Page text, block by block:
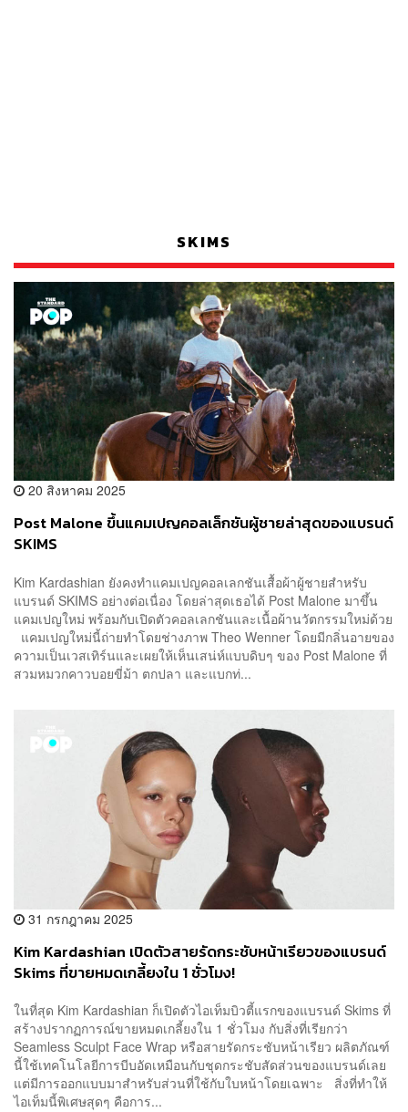
SKIMS
20 สิงหาคม 2025
Post Malone ขึ้นแคมเปญคอลเล็กชันผู้ชายล่าสุดของแบรนด์
SKIMS
Kim Kardashian ยังคงทำแคมเปญคอลเลกชันเสื้อผ้าผู้ชายสำหรับ
แบรนด์ SKIMS อย่างต่อเนื่อง โดยล่าสุดเธอได้ Post Malone มาขึ้น
แคมเปญใหม่ พร้อมกับเปิดตัวคอลเลกชันและเนื้อผ้านวัตกรรมใหม่ด้วย
แคมเปญใหม่นี้ถ่ายทำโดยช่างภาพ Theo Wenner โดยมีกลิ่นอายของ
ความเป็นเวสเทิร์นและเผยให้เห็นเสน่ห์แบบดิบๆ ของ Post Malone ที่
สวมหมวกคาวบอยขี่ม้า ตกปลา และแบกท่...
31 กรกฎาคม 2025
Kim Kardashian เปิดตัวสายรัดกระชับหน้าเรียวของแบรนด์
Skims ที่ขายหมดเกลี้ยงใน 1 ชั่วโมง!
ในที่สุด Kim Kardashian ก็เปิดตัวไอเท็มบิวตี้แรกของแบรนด์ Skims ที่
สร้างปรากฏการณ์ขายหมดเกลี้ยงใน 1 ชั่วโมง กับสิ่งที่เรียกว่า
Seamless Sculpt Face Wrap หรือสายรัดกระชับหน้าเรียว ผลิตภัณฑ์
นี้ใช้เทคโนโลยีการบีบอัดเหมือนกับชุดกระชับสัดส่วนของแบรนด์เลย
แต่มีการออกแบบมาสำหรับส่วนที่ใช้กับใบหน้าโดยเฉพาะ สิ่งที่ทำให้
ไอเท็มนี้พิเศษสุดๆ คือการ...